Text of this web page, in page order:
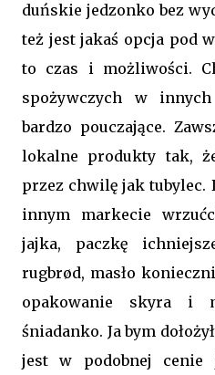
duńskie jedzonko bez
też jest jakaś opcja pod
to czas i możliwości.
spożywczych w
bardzo pouczające.
lokalne produkty tak,
przez chwilę jak tubylec.
innym markecie
jajka, paczkę
rugbrød, masło
opakowanie skyra i
śniadanko. Ja bym
jest w podobnej